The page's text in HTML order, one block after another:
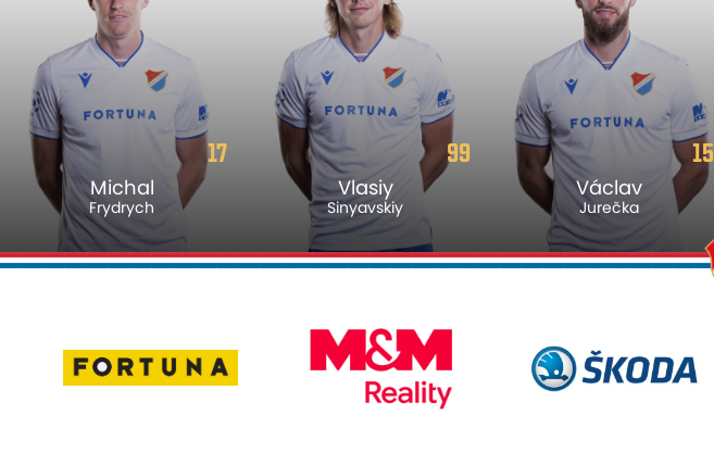
17
Michal
Frydrych
99
Vlasiy
Sinyavskiy
15
Václav
Jurečka